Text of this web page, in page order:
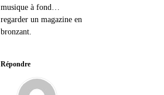
musique à fond…
regarder un magazine en
bronzant.
Répondre